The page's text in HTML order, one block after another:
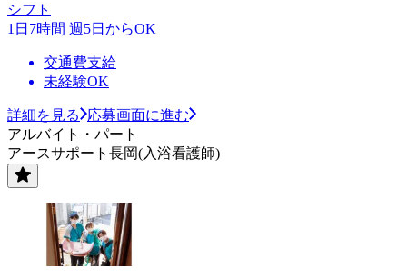
シフト
1日7時間 週5日からOK
交通費支給
未経験OK
詳細を見る
応募画面に進む
アルバイト・パート
アースサポート長岡(入浴看護師)